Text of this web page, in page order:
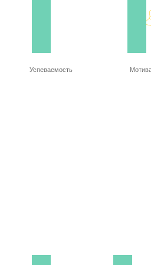
Успеваемость